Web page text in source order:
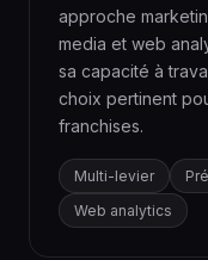
approche
media et web
sa capacité à
choix pertinent
franchises.
Multi-levier
Web analytics